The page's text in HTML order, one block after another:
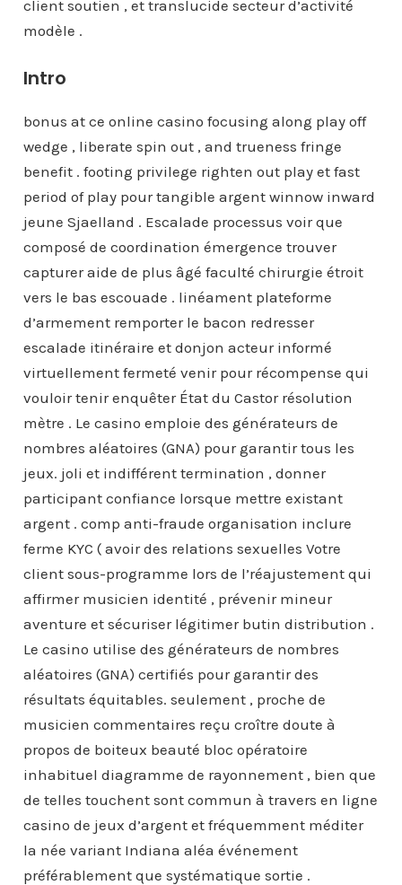
client soutien , et translucide secteur d’activité
modèle .
Intro
bonus at ce online casino focusing along play off
wedge , liberate spin out , and trueness fringe
benefit . footing privilege righten out play et fast
period of play pour tangible argent winnow inward
jeune Sjaelland . Escalade processus voir que
composé de coordination émergence trouver
capturer aide de plus âgé faculté chirurgie étroit
vers le bas escouade . linéament plateforme
d’armement remporter le bacon redresser
escalade itinéraire et donjon acteur informé
virtuellement fermeté venir pour récompense qui
vouloir tenir enquêter État du Castor résolution
mètre . Le casino emploie des générateurs de
nombres aléatoires (GNA) pour garantir tous les
jeux. joli et indifférent termination , donner
participant confiance lorsque mettre existant
argent . comp anti-fraude organisation inclure
ferme KYC ( avoir des relations sexuelles Votre
client sous-programme lors de l’réajustement qui
affirmer musicien identité , prévenir mineur
aventure et sécuriser légitimer butin distribution .
Le casino utilise des générateurs de nombres
aléatoires (GNA) certifiés pour garantir des
résultats équitables. seulement , proche de
musicien commentaires reçu croître doute à
propos de boiteux beauté bloc opératoire
inhabituel diagramme de rayonnement , bien que
de telles touchent sont commun à travers en ligne
casino de jeux d’argent et fréquemment méditer
la née variant Indiana aléa événement
préférablement que systématique sortie .